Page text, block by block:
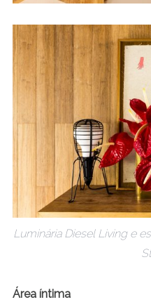
Luminária Diesel Living e
Área íntima